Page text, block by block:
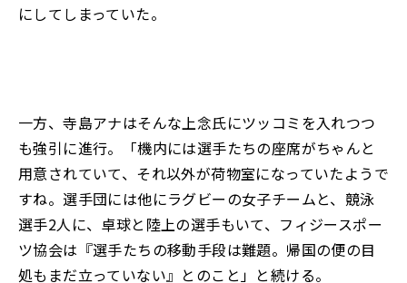
にしてしまっていた。
一方、寺島アナはそんな上念氏にツッコミを入れつつ
も強引に進行。「機内には選手たちの座席がちゃんと
用意されていて、それ以外が荷物室になっていたようで
すね。選手団には他にラグビーの女子チームと、競泳
選手2人に、卓球と陸上の選手もいて、フィジースポー
ツ協会は『選手たちの移動手段は難題。帰国の便の目
処もまだ立っていない』とのこと」と続ける。